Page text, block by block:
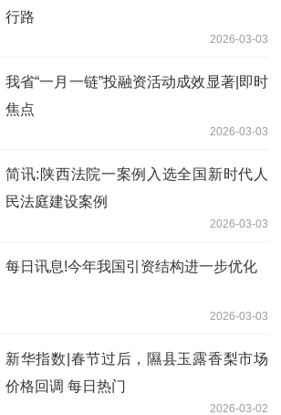
行路
2026-03-03
我省“一月一链”投融资活动成效显著|即时
焦点
2026-03-03
简讯:陕西法院一案例入选全国新时代人
民法庭建设案例
2026-03-03
每日讯息!今年我国引资结构进一步优化
2026-03-03
新华指数|春节过后，隰县玉露香梨市场
价格回调 每日热门
2026-03-02